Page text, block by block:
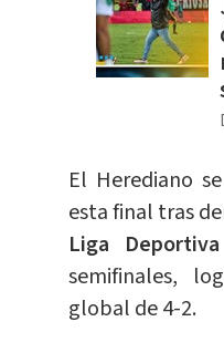
El Herediano
esta final tras
Liga
semifinales,
global de 4-2.